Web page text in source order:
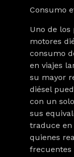
Consumo
Uno de los
motores
consumo
en viajes
su mayor
diésel
con un
sus
traduce en
quienes
frecuentes